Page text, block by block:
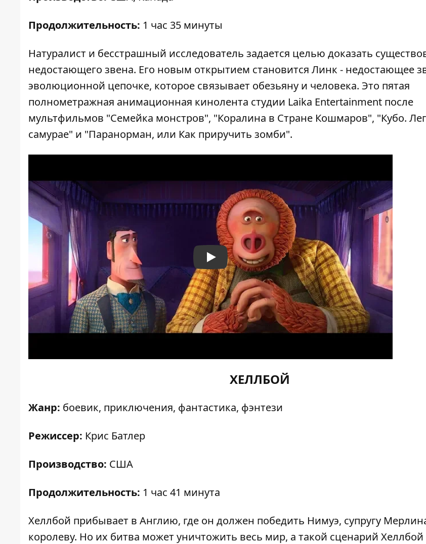
Продолжительность: 1 час 35 минуты
Натуралист и бесстрашный исследователь задается целью доказать
недостающего звена. Его новым открытием становится Линк - недостающее
эволюционной цепочке, которое связывает обезьяну и человека. Это пятая
полнометражная анимационная кинолента студии Laika Entertainment после
мультфильмов "Семейка монстров", "Коралина в Стране Кошмаров", "Кубо.
самурае" и "Паранорман, или Как приручить зомби".
Play
ХЕЛЛБОЙ
Жанр: боевик, приключения, фантастика, фэнтези
Режиссер: Крис Батлер
Производство: США
Продолжительность: 1 час 41 минута
Хеллбой прибывает в Англию, где он должен победить Нимуэ, супругу
королеву. Но их битва может уничтожить весь мир, а такой сценарий